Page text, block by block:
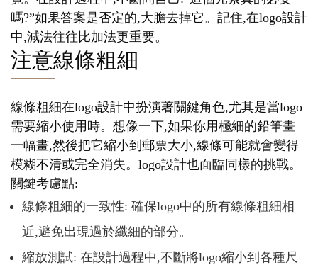
嗎?”如果答案是否定的,大膽去掉它。記住,在logo設計
中,減法往往比加法更重要。
注意線條粗細
線條粗細在logo設計中扮演著關鍵角色,尤其是當logo
需要縮小使用時。想像一下,如果你用極細的鉛筆畫
一幅畫,然後把它縮小到郵票大小,線條可能就會變得
模糊不清或完全消失。logo設計也面臨同樣的挑戰。
關鍵考慮點:
線條粗細的一致性: 確保logo中的所有線條粗細相
近,避免出現過於纖細的部分。
縮放測試: 在設計過程中,不斷將logo縮小到各種尺